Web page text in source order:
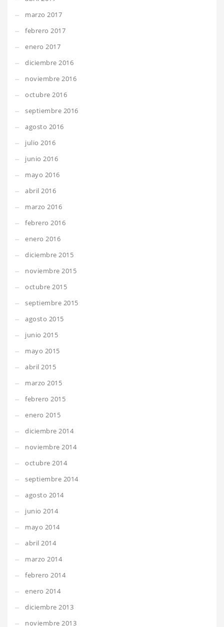
marzo 2017
febrero 2017
enero 2017
diciembre 2016
noviembre 2016
octubre 2016
septiembre 2016
agosto 2016
julio 2016
junio 2016
mayo 2016
abril 2016
marzo 2016
febrero 2016
enero 2016
diciembre 2015
noviembre 2015
octubre 2015
septiembre 2015
agosto 2015
junio 2015
mayo 2015
abril 2015
marzo 2015
febrero 2015
enero 2015
diciembre 2014
noviembre 2014
octubre 2014
septiembre 2014
agosto 2014
junio 2014
mayo 2014
abril 2014
marzo 2014
febrero 2014
enero 2014
diciembre 2013
noviembre 2013